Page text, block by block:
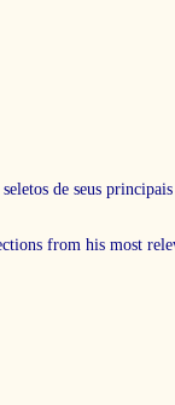
seletos de seus
from his most